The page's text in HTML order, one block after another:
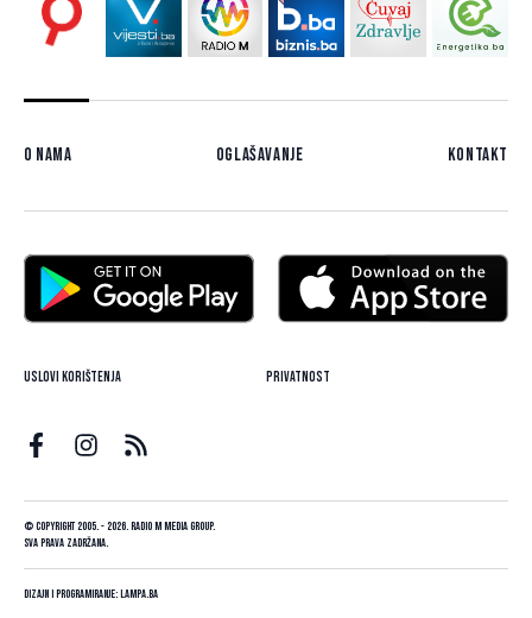
O nama Oglašavanje Kontakt
Uslovi korištenja Privatnost
© Copyright 2005. - 2026. Radio M Media Group.
Sva prava zadržana.
Dizajn i programiranje:Lampa.ba